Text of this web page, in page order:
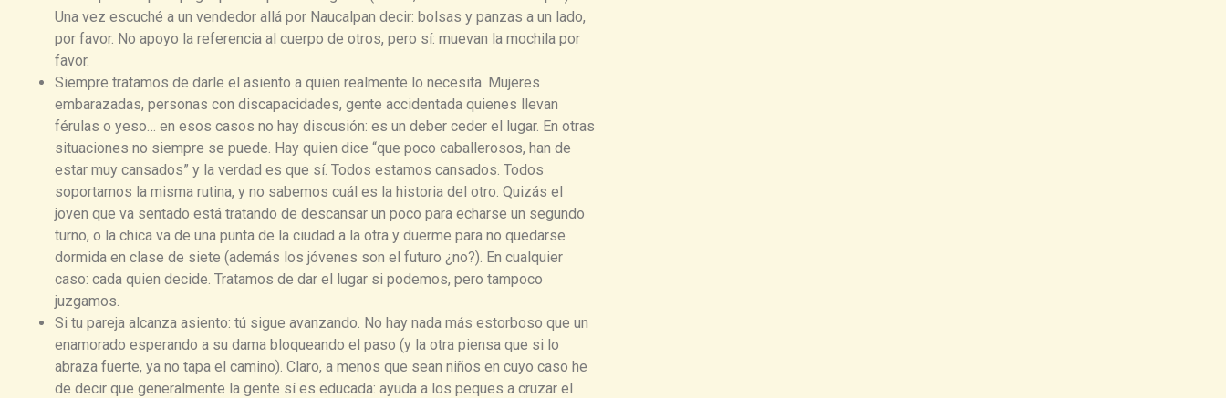
Una vez escuché a un vendedor allá por Naucalpan decir: bolsas y panzas a un lado,
por favor. No apoyo la referencia al cuerpo de otros, pero sí: muevan la mochila por
favor.
Siempre tratamos de darle el asiento a quien realmente lo necesita. Mujeres
embarazadas, personas con discapacidades, gente accidentada quienes llevan
férulas o yeso… en esos casos no hay discusión: es un deber ceder el lugar. En otras
situaciones no siempre se puede. Hay quien dice “que poco caballerosos, han de
estar muy cansados” y la verdad es que sí. Todos estamos cansados. Todos
soportamos la misma rutina, y no sabemos cuál es la historia del otro. Quizás el
joven que va sentado está tratando de descansar un poco para echarse un segundo
turno, o la chica va de una punta de la ciudad a la otra y duerme para no quedarse
dormida en clase de siete (además los jóvenes son el futuro ¿no?). En cualquier
caso: cada quien decide. Tratamos de dar el lugar si podemos, pero tampoco
juzgamos.
Si tu pareja alcanza asiento: tú sigue avanzando. No hay nada más estorboso que un
enamorado esperando a su dama bloqueando el paso (y la otra piensa que si lo
abraza fuerte, ya no tapa el camino). Claro, a menos que sean niños en cuyo caso he
de decir que generalmente la gente sí es educada: ayuda a los peques a cruzar el